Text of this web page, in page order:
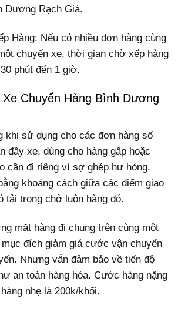
Dương Rạch Giá.
Hàng: Nếu có nhiều đơn hàng cùng
chuyến xe, thời gian chờ xếp hàng
phút đến 1 giờ.
Chuyển Hàng Bình Dương
khi sử dụng cho các đơn hàng số
đầy xe, dùng cho hàng gấp hoặc
cần đi riêng vì sợ ghép hư hỏng.
khoảng cách giữa các điểm giao
tải trọng chở luôn hàng đó.
mặt hàng đi chung trên cùng một
đích giảm giá cước vận chuyển
Nhưng vẫn đảm bảo về tiến độ
an toàn hàng hóa. Cước hàng nặng
nhẹ là 200k/khối.